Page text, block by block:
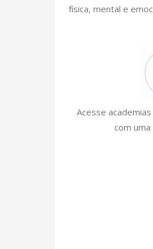
física, mental e
Acesse
com uma